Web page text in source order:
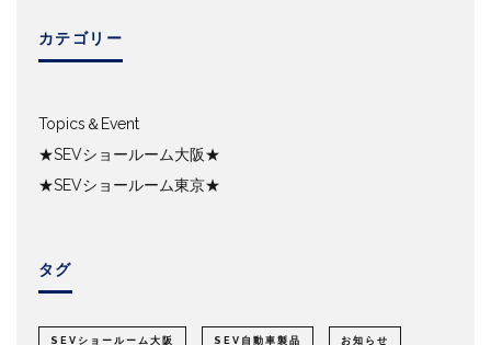
カテゴリー
Topics＆Event
★SEVショールーム大阪★
★SEVショールーム東京★
タグ
SEVショールーム大阪 SEV自動車製品 お知らせ